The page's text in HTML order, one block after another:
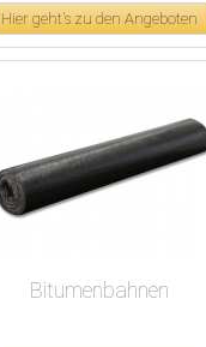
Hier geht's zu den Angeboten
Bitumenbahnen